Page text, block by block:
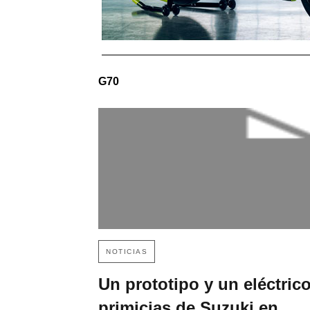
G70
NOTICIAS
Un prototipo y un